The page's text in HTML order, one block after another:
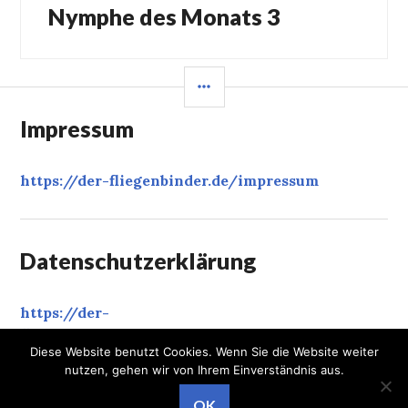
Nächster
Beitrag:
Nymphe des Monats 3
Impressum
https://der-fliegenbinder.de/impressum
Datenschutzerklärung
https://der-
fliegenbinder.de/datenschutzerklaerung‎
Proudly powered by WordPress
Diese Website benutzt Cookies. Wenn Sie die Website weiter
nutzen, gehen wir von Ihrem Einverständnis aus.
OK